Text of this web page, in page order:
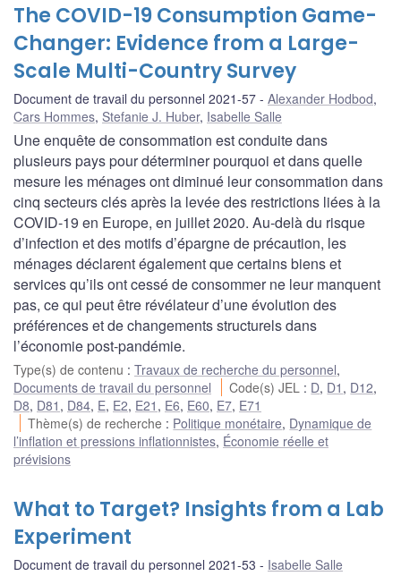
The COVID-19 Consumption Game-
Changer: Evidence from a Large-
Scale Multi-Country Survey
Document de travail du personnel 2021-57 Alexander Hodbod,
Cars Hommes, Stefanie J. Huber, Isabelle Salle
Une enquête de consommation est conduite dans
plusieurs pays pour déterminer pourquoi et dans quelle
mesure les ménages ont diminué leur consommation dans
cinq secteurs clés après la levée des restrictions liées à la
COVID-19 en Europe, en juillet 2020. Au-delà du risque
d’infection et des motifs d’épargne de précaution, les
ménages déclarent également que certains biens et
services qu’ils ont cessé de consommer ne leur manquent
pas, ce qui peut être révélateur d’une évolution des
préférences et de changements structurels dans
l’économie post-pandémie.
Type(s) de contenu : Travaux de recherche du personnel,
Documents de travail du personnel
Code(s) JEL : D, D1 , D12,
D8, D81 , D84, E, E2, E21 , E6, E60, E7, E71
Thème(s) de recherche : Politique monétaire, Dynamique de
l’inflation et pressions inflationnistes, Économie réelle et
prévisions
What to Target? Insights from a Lab
Experiment
Document de travail du personnel 2021-53 Isabelle Salle